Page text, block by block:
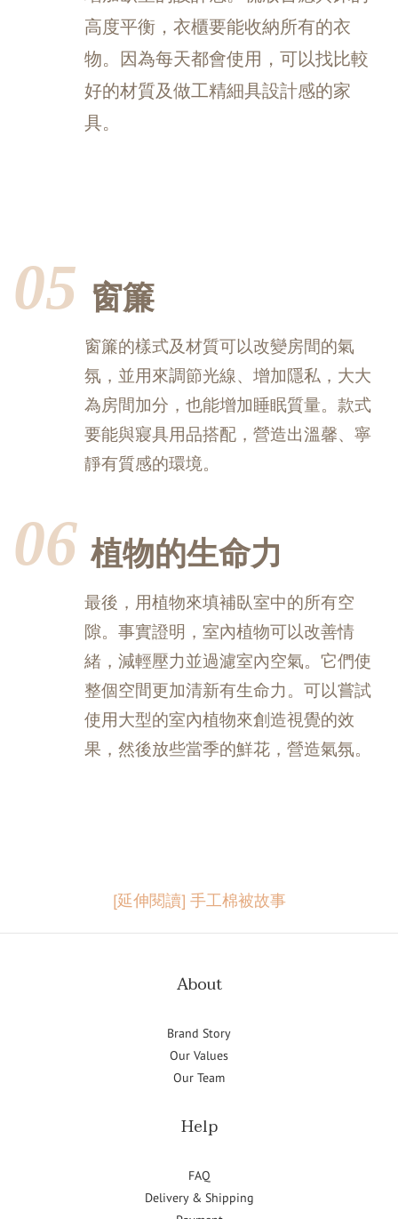
高度平衡， 衣櫃要能收納所有的衣
物。因為每天都會使用，可以找比較
好的材質及做工精細具設計感的家
具。
05 窗簾
窗簾的樣式及材質可以改變房間的氣
氛，並用來調節光線、增加隱私，大大
為房間加分，也能增加睡眠質量。款式
要能與寢具用品搭配，營造出溫馨、寧
靜有質感的環境。
06 植物的生命力
最後，用植物來填補臥室中的所有空
隙。事實證明，室內植物可以改善情
緒，減輕壓力並過濾室內空氣。它們使
整個空間更加清新有生命力。可以嘗試
使用大型的室內植物來創造視覺的效
果，然後放些當季的鮮花，營造氣氛。
[延伸閱讀] 手工棉被故事
About
Brand Story
Our Values
Our Team
Help
FAQ
Delivery & Shipping